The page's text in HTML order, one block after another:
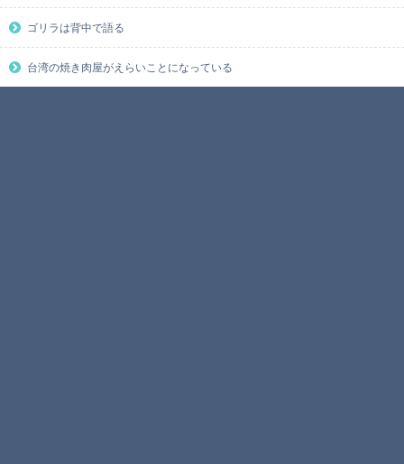
ゴリラは背中で語る
台湾の焼き肉屋がえらいことになっている